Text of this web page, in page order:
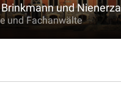
und Nienerza
und Fachanwälte